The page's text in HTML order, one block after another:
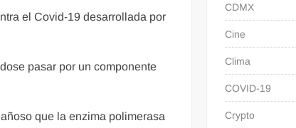
el Covid-19 desarrollada por
pasar por un componente
que la enzima polimerasa
CDMX
Cine
Clima
COVID-19
Crypto